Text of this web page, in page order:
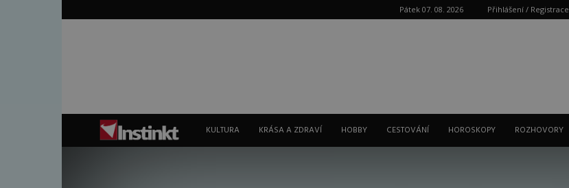
Pátek 07. 08. 2026 Přihlášení / Registrace
Instinkt
KULTURA KRÁSA A ZDRAVÍ HOBBY CESTOVÁNÍ HOROSKOPY ROZHOVORY